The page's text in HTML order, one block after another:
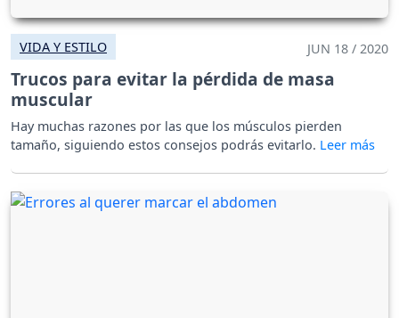
VIDA Y ESTILO JUN 18 / 2020
Trucos para evitar la pérdida de masa
muscular
Hay muchas razones por las que los músculos pierden
tamaño, siguiendo estos consejos podrás evitarlo.